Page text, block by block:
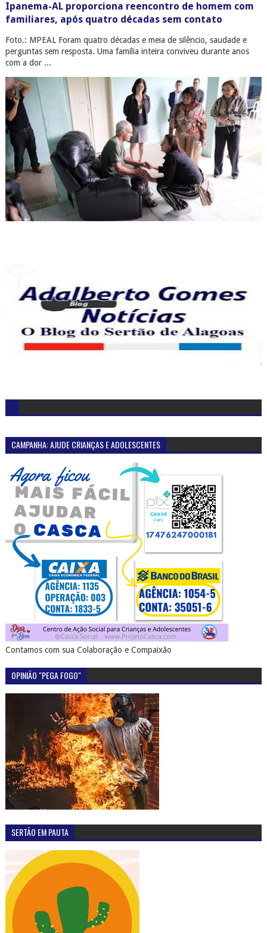
Ipanema-AL proporciona reencontro de homem com
familiares, após quatro décadas sem contato
Foto.: MPEAL Foram quatro décadas e meia de silêncio, saudade e
perguntas sem resposta. Uma família inteira conviveu durante anos
com a dor ...
CAMPANHA: AJUDE CRIANÇAS E ADOLESCENTES
Contamos com sua Colaboração e Compaixão
OPINIÃO "PEGA FOGO"
SERTÃO EM PAUTA